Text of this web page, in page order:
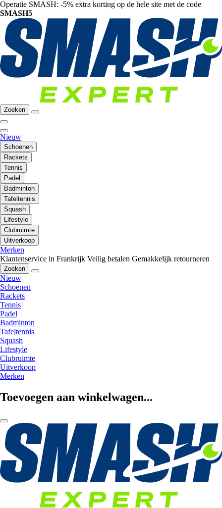
Operatie SMASH: -5% extra korting op de hele site met de code
SMASH5
Zoeken
Nieuw
Schoenen
Rackets
Tennis
Padel
Badminton
Tafeltennis
Squash
Lifestyle
Clubruimte
Uitverkoop
Merken
Klantenservice in Frankrijk Veilig betalen Gemakkelijk retourneren
Zoeken
Nieuw
Schoenen
Rackets
Tennis
Padel
Badminton
Tafeltennis
Squash
Lifestyle
Clubruimte
Uitverkoop
Merken
Toevoegen aan winkelwagen...